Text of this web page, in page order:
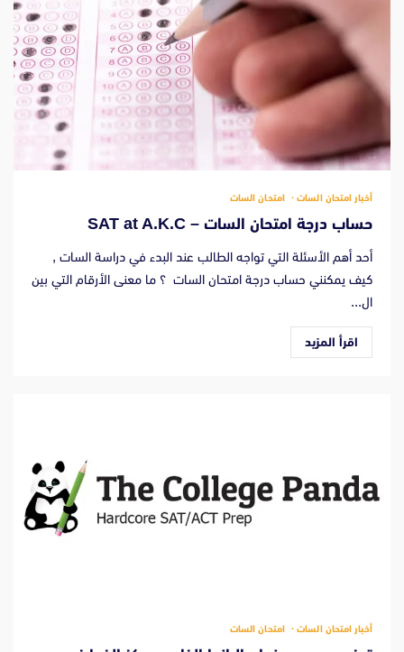
أخبار امتحان السات امتحان السات
حساب درجة امتحان السات – SAT at A.K.C
أحد أهم الأسئلة التي تواجه الطالب عند البدء في دراسة السات ,
كيف يمكنني حساب درجة امتحان السات ؟ ما معنى الأرقام التي بين
ال...
اقرأ المزيد
أخبار امتحان السات امتحان السات